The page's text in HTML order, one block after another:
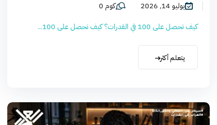
يوليو 14, 2026
كوم 0
كيف تحصل على 100 في القدرات؟ كيف تحصل على 100...
يتعلم أكثر